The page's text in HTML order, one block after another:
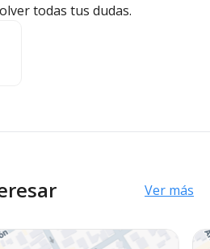
todas tus dudas.
Ver más